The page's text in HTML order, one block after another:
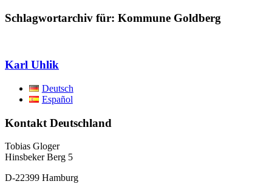
Schlagwortarchiv für: Kommune Goldberg
Karl Uhlik
Deutsch
Español
Kontakt Deutschland
Tobias Gloger
Hinsbeker Berg 5
D-22399 Hamburg